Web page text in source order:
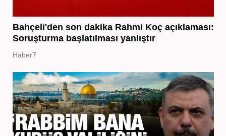
Bahçeli'den son dakika Rahmi Koç açıklaması:
Soruşturma başlatılması yanlıştır
Haber7